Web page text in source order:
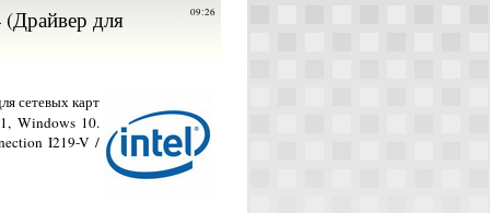
09:26
(Драйвер для
сетевых карт
Windows 10.
I219-V /